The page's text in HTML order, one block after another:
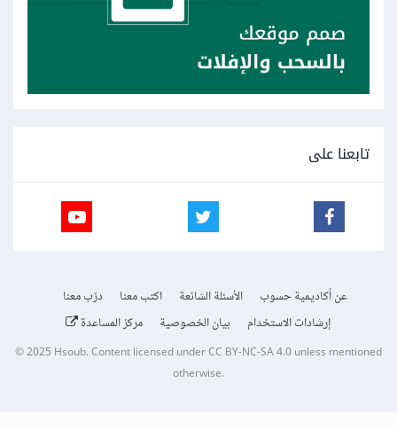
تابعنا على
عن أكاديمية حسوب الأسئلة الشائعة اكتب معنا
درّب معنا
إرشادات الاستخدام
بيان الخصوصية مركز المساعدة
© 2025Hsoub.Content licensed underCC BY-NC-SA 4.0unless mentioned
otherwise.